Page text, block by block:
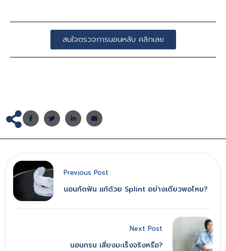
สนใจตรวจการนอนหลับ คลิกเลย
Previous Post
นอนกัดฟัน แก้ด้วย Splint อย่างเดียวพอไหม?
Next Post
นอนกรน เสี่ยงมะเร็งจริงหรือ?